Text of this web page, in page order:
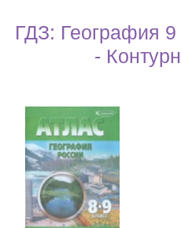
ГДЗ: География
-